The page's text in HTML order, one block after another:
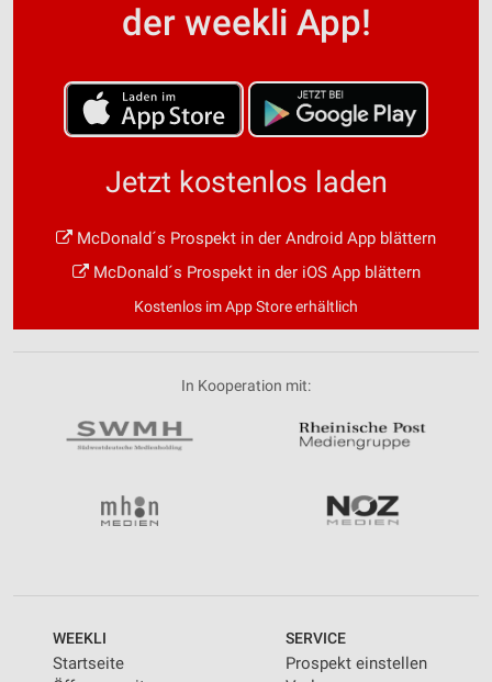
der weekli App!
Jetzt kostenlos laden
McDonald´s Prospekt in der Android App blättern
McDonald´s Prospekt in der iOS App blättern
Kostenlos im App Store erhältlich
In Kooperation mit:
WEEKLI
Startseite
SERVICE
Prospekt einstellen